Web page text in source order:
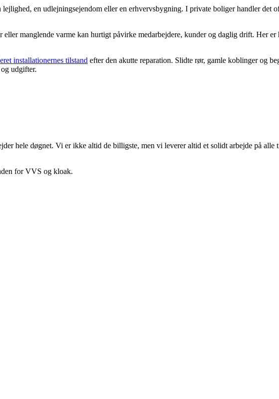
en udlejningsejendom eller en erhvervsbygning. I private boliger handler det
manglende varme kan hurtigt påvirke medarbejdere, kunder og daglig drift. Her
installationernes tilstand efter den akutte reparation. Slidte rør, gamle koblinger og
udgifter.
hele døgnet. Vi er ikke altid de billigste, men vi leverer altid et solidt arbejde på alle
for VVS og kloak.